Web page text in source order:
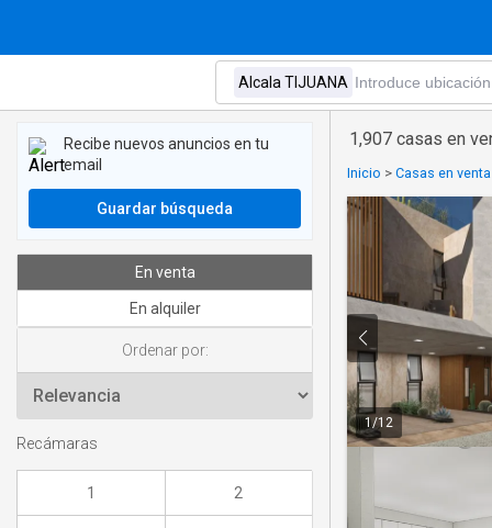
1,907 casas en
Inicio > Casas en
1/12
Recibe nuevos anuncios en tu
email
Guardar búsqueda
En venta
En alquiler
Ordenar por:
Recámaras
1 2